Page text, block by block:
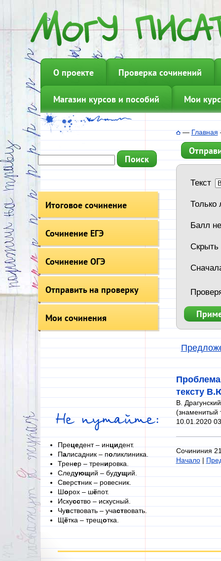
О проекте Проверка сочинений
Магазин курсов и пособий Мои
Итоговое сочинение
Сочинение ЕГЭ
Сочинение ОГЭ
Отправить на проверку
Мои сочинения
Не путайте:
Прецедент – инцидент.
Палисадник – поликлиника.
Тренер – тренировка.
Следующий – будущий.
Сверстник – ровесник.
Шорох – шёпот.
Искусство – искусный.
Чувствовать – участвовать.
Щётка – трещотка.
—Главная
Текст
Только
Балл
Скрыть
тексту
В.
(знаменитый
10.01.2020
Сочининия
Начало|